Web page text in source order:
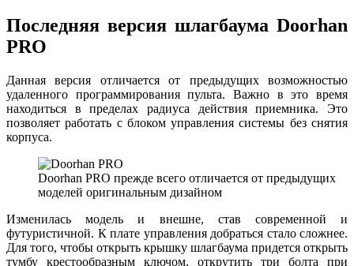
Последняя версия шлагбаума Doorhan
PRO
Данная версия отличается от предыдущих возможностью
удаленного программирования пульта. Важно в это время
находиться в пределах радиуса действия приемника. Это
позволяет работать с блоком управления системы без снятия
корпуса.
Doorhan PRO прежде всего отличается от предыдущих
моделей оригинальным дизайном
Изменилась модель и внешне, став современной и
футуристичной. К плате управления добраться стало сложнее.
Для того, чтобы открыть крышку шлагбаума придется открыть
тумбу крестообразным ключом, открутить три болта при